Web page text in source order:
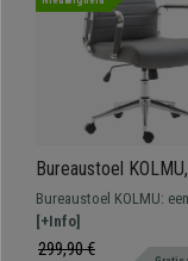
Bureaustoel KOLMU,
Metalen Onderstel,
Stikselontwerp, in
Leder
Bureaustoel KOLMU:
met een opvallend
comfort combineert met
[+Info]
299,90 €